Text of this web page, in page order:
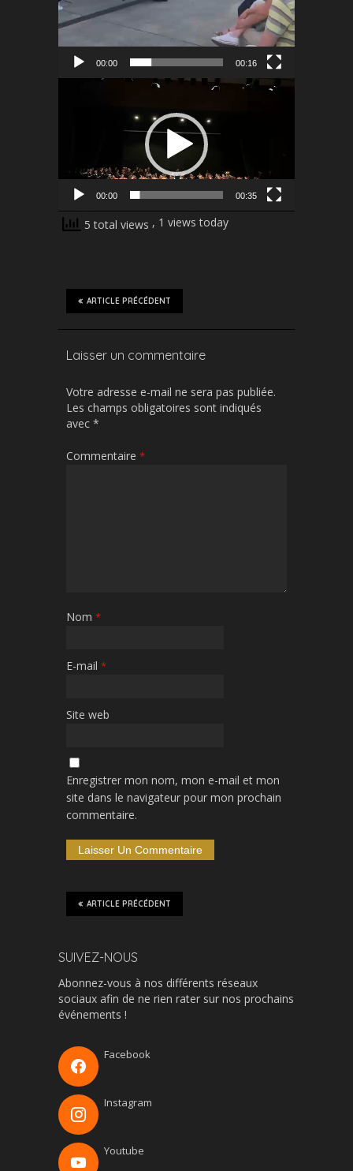
00:00 00:16
00:00 00:35
5 total views , 1 views today
ARTICLE PRÉCÉDENT
Laisser un commentaire
Votre adresse e-mail ne sera pas publiée.
Les champs obligatoires sont indiqués
avec *
Commentaire *
Nom *
E-mail *
Site web
Enregistrer mon nom, mon e-mail et mon
site dans le navigateur pour mon prochain
commentaire.
ARTICLE PRÉCÉDENT
SUIVEZ-NOUS
Abonnez-vous à nos différents réseaux
sociaux afin de ne rien rater sur nos prochains
événements !
Facebook
Instagram
Youtube